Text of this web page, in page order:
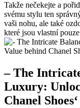
Takže nečekejte ⁢a
svému stylu ten
vaši⁢ nohu, ale také
které jsou vlastní
– The
Luxury:
Chanel